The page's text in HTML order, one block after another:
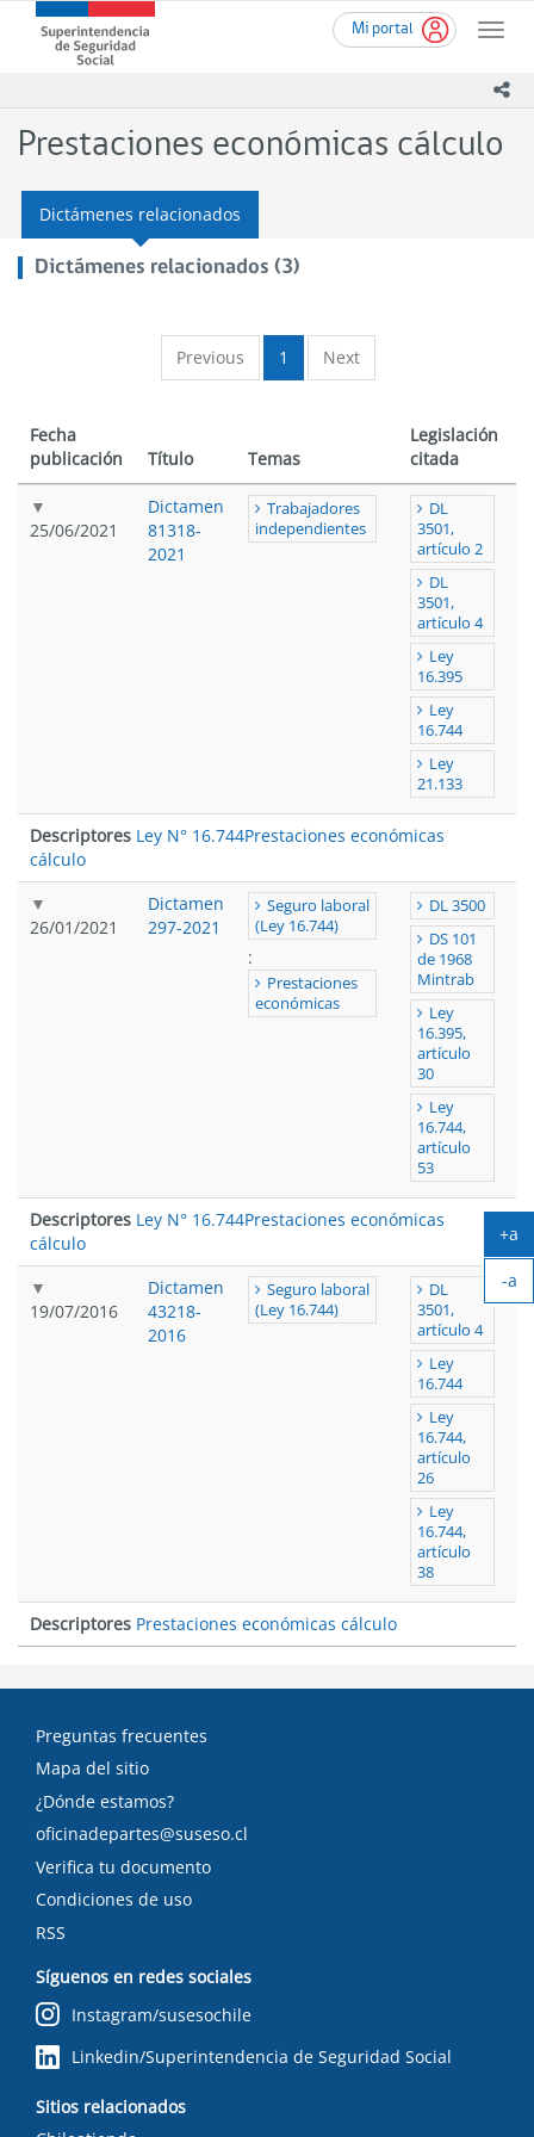
contenido
Mi portal
Toggle
Superintendencia
de
(SUSESO)
-
de
Chile
Prestaciones económicas cálculo
Dictámenes relacionados
Dictámenes relacionados (3)
Previous 1 Next
Fecha
publicación
Título Temas
Legislación
citada
25/06/2021
Dictamen
81318-
2021
Trabajadores
independientes
DL
3501,
artículo 2
DL
3501,
artículo 4
Ley
16.395
Ley
16.744
Ley
21.133
Descriptores Ley N° 16.744Prestaciones económicas
cálculo
26/01/2021
Dictamen
297-2021
Seguro laboral
(Ley 16.744)
:
Prestaciones
económicas
DL 3500
DS 101
de 1968
Mintrab
Ley
16.395,
artículo
30
Ley
16.744,
artículo
53
Descriptores Ley N° 16.744Prestaciones económicas
cálculo
19/07/2016
Dictamen
43218-
2016
Seguro laboral
(Ley 16.744)
DL
3501,
artículo 4
Ley
16.744
Ley
16.744,
artículo
26
Ley
16.744,
artículo
38
Descriptores Prestaciones económicas cálculo
Preguntas frecuentes
Mapa del sitio
¿Dónde estamos?
oficinadepartes@suseso.cl
Verifica tu documento
Condiciones de uso
RSS
Síguenos en redes sociales
Instagram/susesochile
Linkedin/Superintendencia de Seguridad Social
Sitios relacionados
+a
-a